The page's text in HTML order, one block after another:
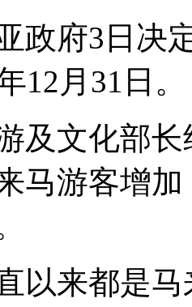
府3日决定
12月31日。
文化部长
马游客增
来都是马